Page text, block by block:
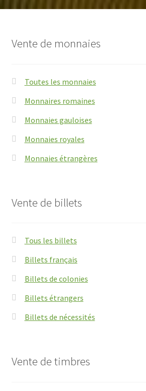
Vente de monnaies
Toutes les monnaies
Monnaires romaines
Monnaies gauloises
Monnaies royales
Monnaies étrangères
Vente de billets
Tous les billets
Billets français
Billets de colonies
Billets étrangers
Billets de nécessités
Vente de timbres